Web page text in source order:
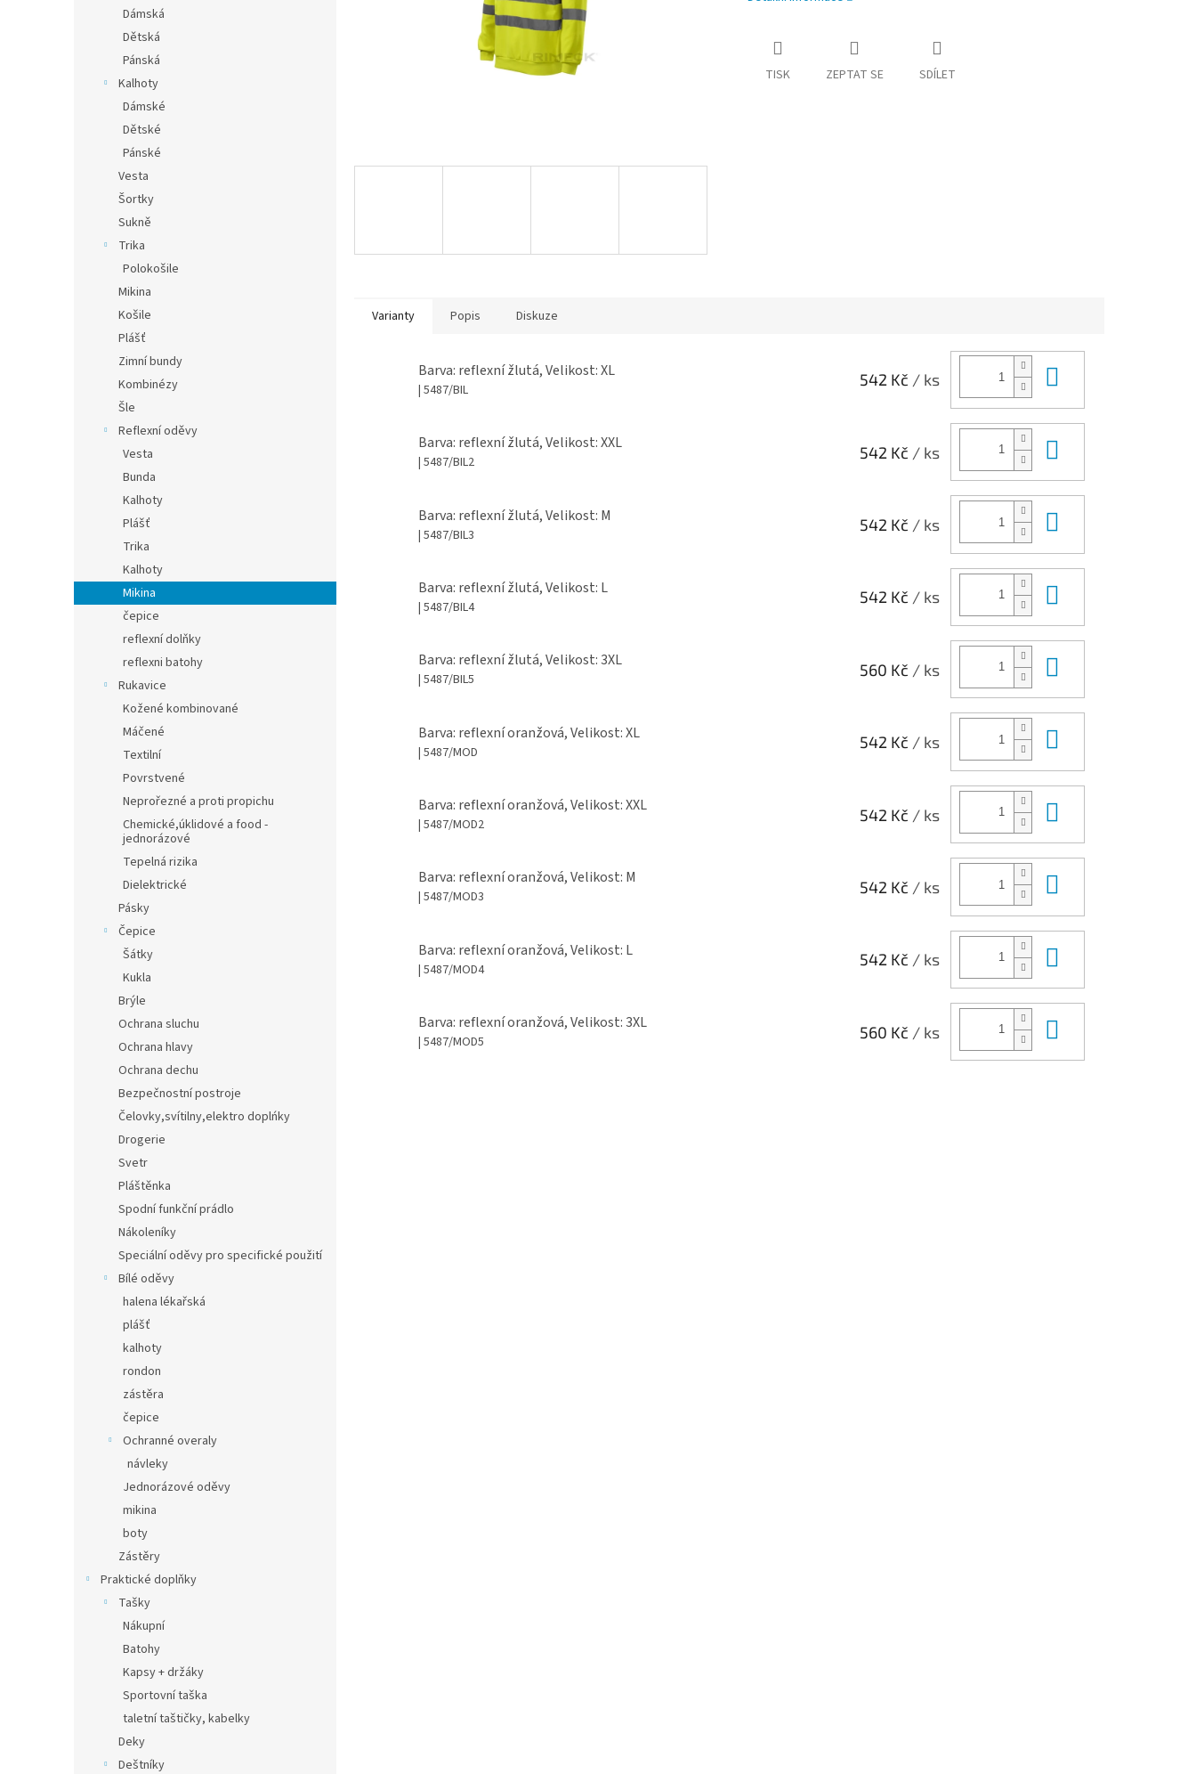
Dámská
Dětská
Pánská
Kalhoty
Dámské
Dětské
Pánské
Vesta
Šortky
Sukně
Trika
Polokošile
Mikina
Košile
Plášť
Zimní bundy
Kombinézy
Šle
Reflexní oděvy
Vesta
Bunda
Kalhoty
Plášť
Trika
Kalhoty
Mikina
čepice
reflexní dolňky
reflexni batohy
Rukavice
Kožené kombinované
Máčené
Textilní
Povrstvené
Neprořezné a proti propichu
Chemické,úklidové a food -
jednorázové
Tepelná rizika
Dielektrické
Pásky
Čepice
Šátky
Kukla
Brýle
Ochrana sluchu
Ochrana hlavy
Ochrana dechu
Bezpečnostní postroje
Čelovky,svítilny,elektro doplńky
Drogerie
Svetr
Pláštěnka
Spodní funkční prádlo
Nákoleníky
Speciální oděvy pro specifické použití
Bílé oděvy
halena lékařská
plášť
kalhoty
rondon
zástěra
čepice
Ochranné overaly
návleky
Jednorázové oděvy
mikina
boty
Zástěry
Praktické doplňky
Tašky
Nákupní
Batohy
Kapsy + držáky
Sportovní taška
taletní taštičky, kabelky
Deky
Deštníky
TISK ZEPTAT SE SDÍLET
Varianty Popis Diskuze
Barva: reflexní žlutá, Velikost: XL
| 5487/BIL
542 Kč / ks
Barva: reflexní žlutá, Velikost: XXL
| 5487/BIL2
542 Kč / ks
Barva: reflexní žlutá, Velikost: M
| 5487/BIL3
542 Kč / ks
Barva: reflexní žlutá, Velikost: L
| 5487/BIL4
542 Kč / ks
Barva: reflexní žlutá, Velikost: 3XL
| 5487/BIL5
560 Kč / ks
Barva: reflexní oranžová, Velikost: XL
| 5487/MOD
542 Kč / ks
Barva: reflexní oranžová, Velikost: XXL
| 5487/MOD2
542 Kč / ks
Barva: reflexní oranžová, Velikost: M
| 5487/MOD3
542 Kč / ks
Barva: reflexní oranžová, Velikost: L
| 5487/MOD4
542 Kč / ks
Barva: reflexní oranžová, Velikost: 3XL
| 5487/MOD5
560 Kč / ks